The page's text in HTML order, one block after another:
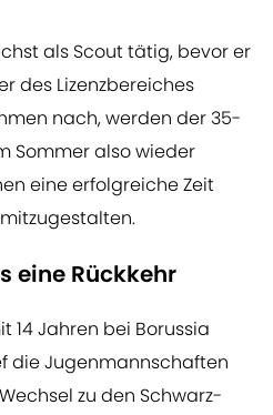
als Scout tätig, bevor er
des Lizenzbereiches
nach, werden der 35-
Sommer also wieder
eine erfolgreiche Zeit
eine Rückkehr
14 Jahren bei Borussia
die Jugenmannschaften
zu den Schwarz-